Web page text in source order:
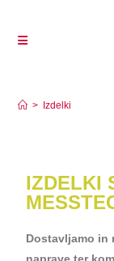
> Izdelki
IZDELKI
Dostavljamo in